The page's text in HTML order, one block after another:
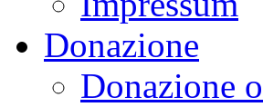
Donazione
Donazione